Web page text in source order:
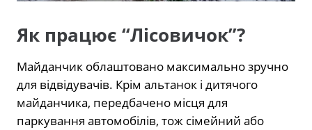
Як працює “Лісовичок”?
Майданчик облаштовано максимально зручно
для відвідувачів. Крім альтанок і дитячого
майданчика, передбачено місця для
паркування автомобілів, тож сімейний або